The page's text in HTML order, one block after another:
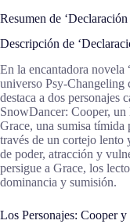
Resumen de
Descripción de
En la encantadora novela
universo Psy-Changeling
destaca a dos personajes
SnowDancer: Cooper,
Grace, una sumisa tímida
través de un cortejo lento
de poder, atracción y
persigue a Grace, los
dominancia y sumisión.
Los Personajes: Cooper y